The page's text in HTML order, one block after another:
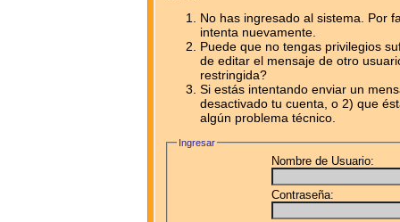
No has ingresado al sistema. Por
intenta nuevamente.
Puede que no tengas privilegios
de editar el mensaje de otro
restringida?
Si estás intentando enviar un
desactivado tu cuenta, o 2) que
algún problema técnico.
Ingresar
Nombre de Usuario:
Contraseña: